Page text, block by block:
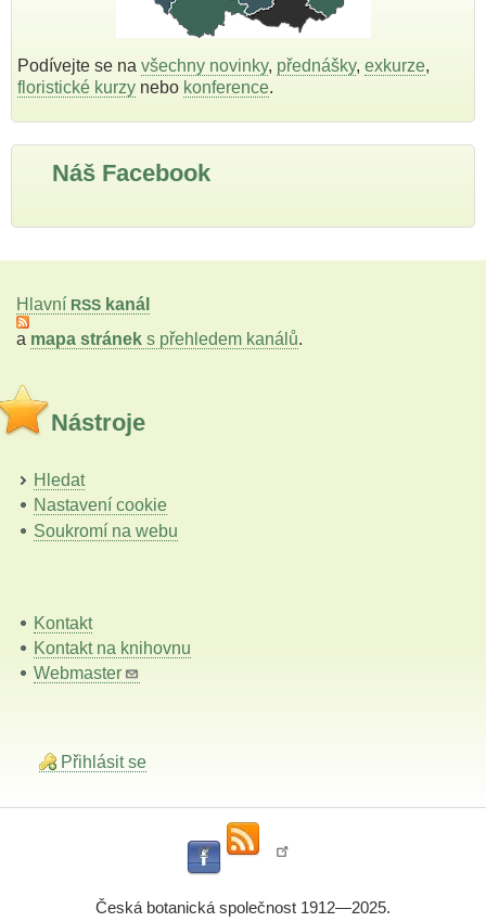
Podívejte se na všechny novinky, přednášky, exkurze,
floristické kurzy nebo konference.
Náš Facebook
Hlavní RSS kanál
a mapa stránek s přehledem kanálů.
Nástroje
Hledat
Nastavení cookie
Soukromí na webu
Kontakt
Kontakt na knihovnu
Webmaster
Přihlásit se
Česká botanická společnost 1912—2025.